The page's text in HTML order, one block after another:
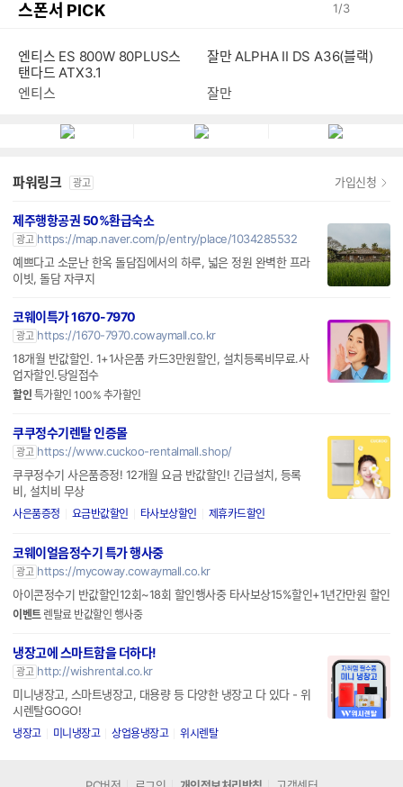
스폰서 PICK 1/3
엔티스 ES 800W 80PLUS스
탠다드 ATX3.1
엔티스
잘만 ALPHA II DS A36(블랙)
잘만
파워링크 광고 가입신청
제주행항공권 50%환급숙소
광고 https://map.naver.com/p/entry/place/1034285532
예쁘다고 소문난 한옥 돌담집에서의 하루, 넓은 정원 완벽한 프라
이빗, 돌담 자쿠지
코웨이특가 1670-7970
광고 https://1670-7970.cowaymall.co.kr
18개월 반값할인. 1+1사은품 카드3만원할인, 설치등록비무료.사
업자할인.당일접수
할인 특가할인 100% 추가할인
쿠쿠정수기렌탈 인증몰
광고 https://www.cuckoo-rentalmall.shop/
쿠쿠정수기 사은품증정! 12개월 요금 반값할인! 긴급설치, 등록
비, 설치비 무상
사은품증정 요금반값할인 타사보상할인 제휴카드할인
코웨이얼음정수기 특가 행사중
광고 https://mycoway.cowaymall.co.kr
아이콘정수기 반값할인12회~18회 할인행사중 타사보상15%할인+1년간만원 할인
이벤트렌탈료 반값할인 행사중
냉장고에 스마트함을 더하다!
광고 http://wishrental.co.kr
미니냉장고, 스마트냉장고, 대용량 등 다양한 냉장고 다 있다 - 위
시렌탈GOGO!
냉장고 미니냉장고 상업용냉장고 위시렌탈